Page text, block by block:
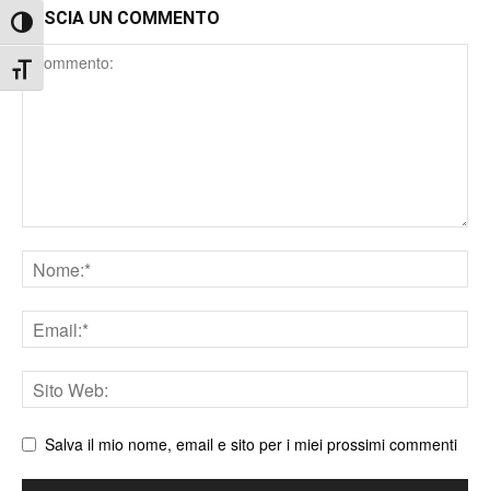
Attiva/disattiva alto contrasto
Attiva/disattiva dimensione testo
LASCIA UN COMMENTO
Comment
Nome
Email
Sito
web
Salva il mio nome, email e sito per i miei prossimi commenti